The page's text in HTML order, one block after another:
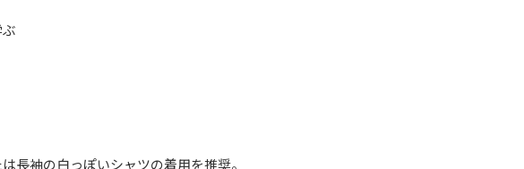
ぶ
長袖の白っぽいシャツの着用を推奨。